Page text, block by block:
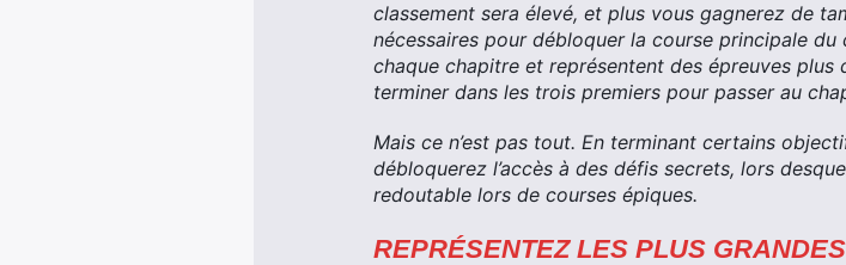
classement sera élevé, et plus vous gagnerez de
nécessaires pour débloquer la course principale
chaque chapitre et représentent des épreuves
terminer dans les trois premiers pour passer au
Mais ce n’est pas tout. En terminant certains
débloquerez l’accès à des défis secrets, lors
redoutable lors de courses épiques.
REPRÉSENTEZ LES PLUS